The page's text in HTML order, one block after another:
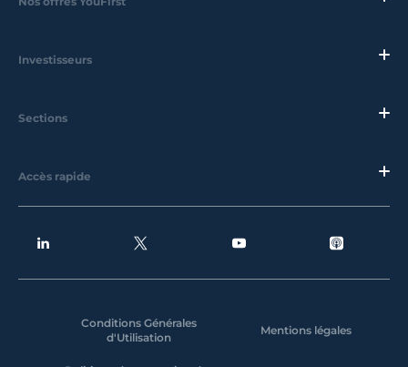
Investisseurs
Sections
Accès rapide
Conditions Générales
d'Utilisation
Mentions légales